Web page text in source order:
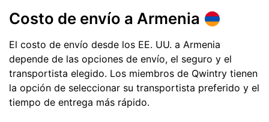
Costo de envío a Armenia
El costo de envío desde los EE. UU. a Armenia
depende de las opciones de envío, el seguro y el
transportista elegido. Los miembros de Qwintry tienen
la opción de seleccionar su transportista preferido y el
tiempo de entrega más rápido.